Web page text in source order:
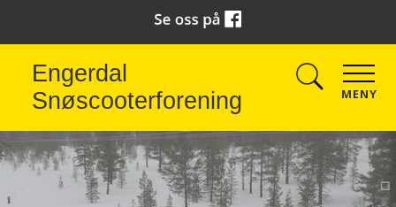
Engerdal
Snøscooterforening
MENY